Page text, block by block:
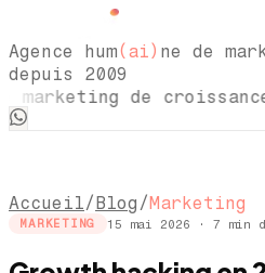
Agence hum(ai) ne de
depuis 2009
de
Accueil/Blog /Marketing
MARKETING 15 mai 2026 · 7 min